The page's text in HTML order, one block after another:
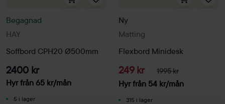
HAY
Begagnad
Soffbord CPH20 Ø500mm
2400 kr
Hyr från 65 kr/mån
5 i lager
Matting
Ny
Flexbord Minidesk
249 kr 1995 kr
Hyr från 54 kr/mån
315 i lager